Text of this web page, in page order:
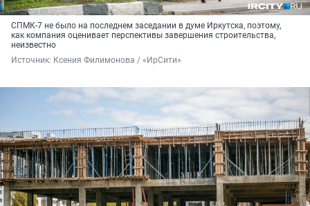
СПМК-7 не было на последнем заседании в думе Иркутска, поэтому,
как компания оценивает перспективы завершения строительства,
неизвестно
Источник: Ксения Филимонова / «ИрСити»